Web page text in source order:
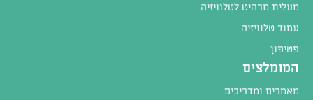
מעלית מרהיט לטלוויזיה
עמוד טלוויזיה
פטיפון
המומלצים
מאמרים ומדריכים